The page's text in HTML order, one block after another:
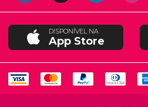
DISPONÍVEL NA
App Store